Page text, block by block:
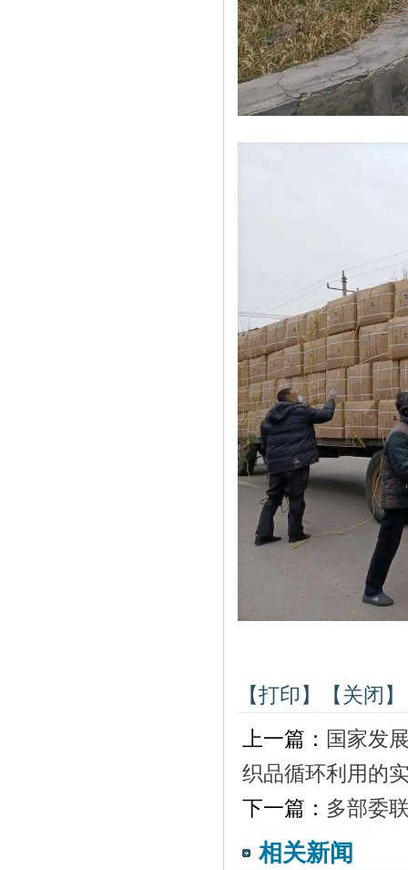
【打印】
【关闭】
上一篇： 国家发
织品循环利用的
下一篇： 多部委
相关新闻